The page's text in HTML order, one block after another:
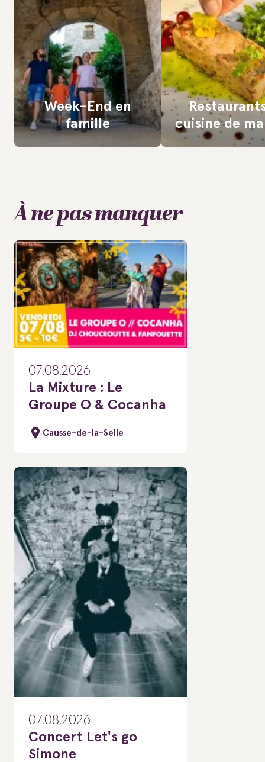
Week-End en
famille
cuisine de
À ne pas manquer
07.08.2026
La Mixture : Le
Groupe O & Cocanha
Causse-de-la-Selle
07.08.2026
Concert Let's go
Simone